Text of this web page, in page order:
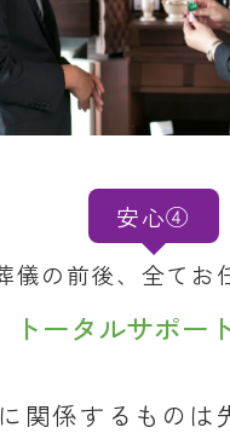
安心④
儀の前後、全てお
トータルサポー
関係するものは